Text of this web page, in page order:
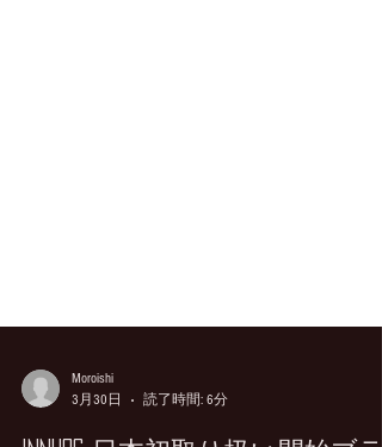
3月30日
読了時間: 6分